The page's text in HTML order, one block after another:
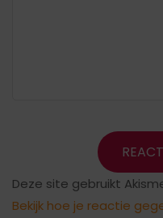
Deze site gebruikt
Bekijk hoe je reactie